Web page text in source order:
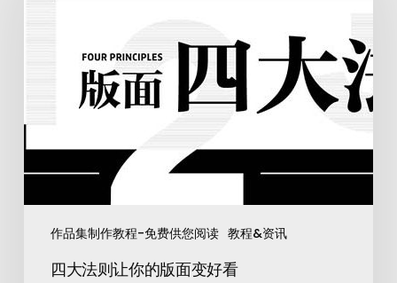
作品集制作教程-免费供您阅读 教程&资讯
四大法则让你的版面变好看